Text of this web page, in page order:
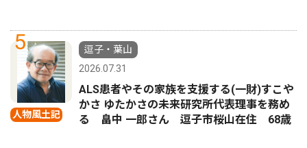
5
人物風土記
逗子・葉山
2026.07.31
ALS患者やその家族を支援する(一財)すこや
かさ ゆたかさの未来研究所代表理事を務め
る 畠中 一郎さん 逗子市桜山在住 68歳